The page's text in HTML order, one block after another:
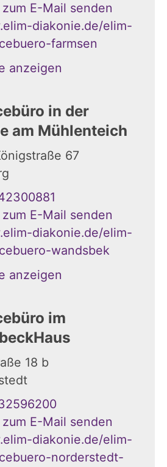
E-Mail senden
diakonie.de/elim-
farmsen
anzeigen
in der
am Mühlenteich
67
E-Mail senden
diakonie.de/elim-
wandsbek
anzeigen
im
18 b
E-Mail senden
diakonie.de/elim-
norderstedt-